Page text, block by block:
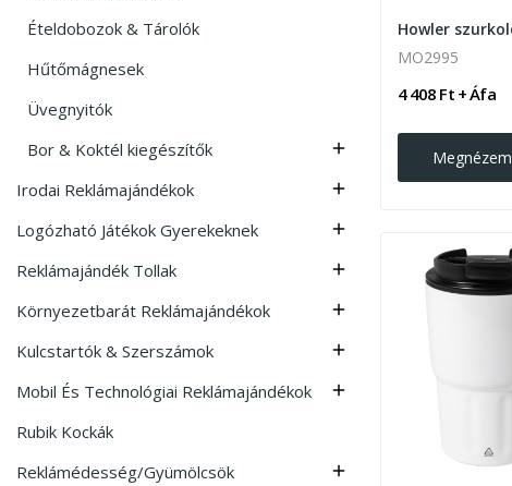
Ételdobozok & Tárolók
Hűtőmágnesek
Üvegnyitók
Bor & Koktél kiegészítők

Irodai Reklámajándékok 
Logózható Játékok Gyerekeknek 
Reklámajándék Tollak 
Környezetbarát Reklámajándékok 
Kulcstartók & Szerszámok 
Mobil És Technológiai Reklámajándékok 
Rubik Kockák
Reklámédesség/Gyümölcsök

MO2995
4 408 Ft + Áfa
Megnézem